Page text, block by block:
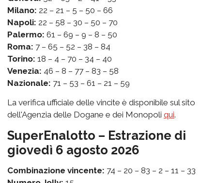
Milano: 22 – 21 – 5 – 50 – 66
Napoli: 22 – 58 – 30 – 50 – 70
Palermo: 61 – 69 – 9 – 8 – 50
Roma: 7 – 65 – 52 – 38 – 84
Torino: 18 – 4 – 70 – 34 – 40
Venezia: 46 – 8 – 77 – 83 – 58
Nazionale: 71 – 53 – 61 – 21 – 59
La verifica ufficiale delle vincite è disponibile sul sito
dell'Agenzia delle Dogane e dei Monopoli qui.
SuperEnalotto – Estrazione di
giovedì 6 agosto 2026
Combinazione vincente: 74 – 20 – 83 – 2 – 11 – 33